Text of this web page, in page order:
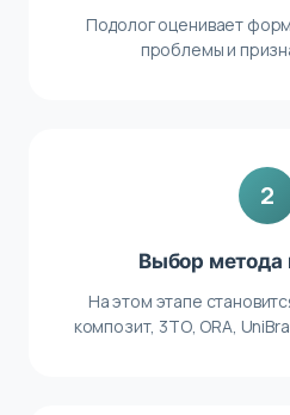
Подолог оценивает
проблемы и
2
Выбор метода
На этом этапе
композит, 3ТО, ORA,